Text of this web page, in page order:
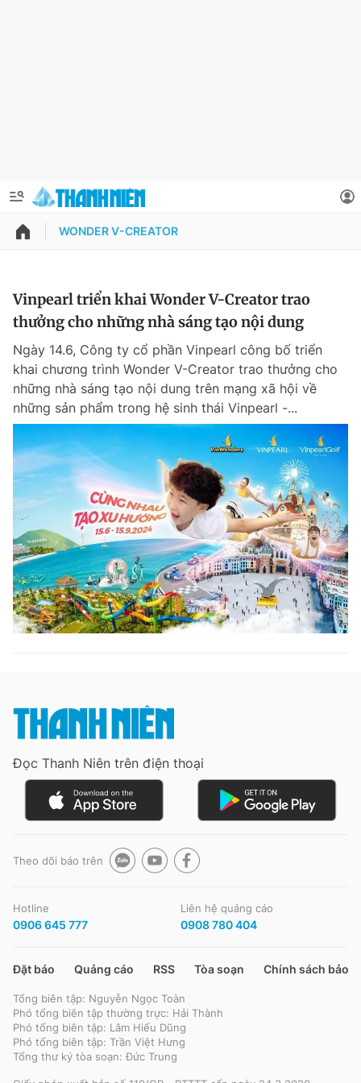
QUẢNG CÁO
Chuyên mục khác
Chào ngày mới Tin 24h
Tin thị trường Tin 360
Video Magazine
Sản phẩm khác
Tiện ích Bạn cần biết
Đọc Thanh Niên trên điện thoại
Hotline Liên hệ quảng cáo
Tổng biên tập: Nguyễn Ngọc Toàn
Phó tổng biên tập thường trực: Hải Thành
Phó tổng biên tập: Lâm Hiếu Dũng
Phó tổng biên tập: Trần Việt Hưng
Thông tin tài khoản
Đổi mật khẩu
Tin đã lưu
Tin đã xem
Đăng xuất
WONDER V-CREATOR
Vinpearl triển khai Wonder V-Creator trao
thưởng cho những nhà sáng tạo nội dung
Ngày 14.6, Công ty cổ phần Vinpearl công bố triển
khai chương trình Wonder V-Creator trao thưởng cho
những nhà sáng tạo nội dung trên mạng xã hội về
những sản phẩm trong hệ sinh thái Vinpearl -...
Đọc Thanh Niên trên điện thoại
Theo dõi báo trên
Hotline
0906 645 777
Liên hệ quảng cáo
0908 780 404
Đặt báo Quảng cáo RSS Tòa soạn Chính sách bảo
Tổng biên tập: Nguyễn Ngọc Toàn
Phó tổng biên tập thường trực: Hải Thành
Phó tổng biên tập: Lâm Hiếu Dũng
Phó tổng biên tập: Trần Việt Hưng
Tổng thư ký tòa soạn: Đức Trung